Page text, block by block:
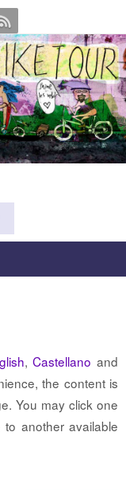
for:
,Castellano and
the content is
You may click one
another available